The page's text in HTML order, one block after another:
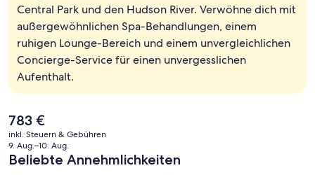
Innenpool
Central Park und den Hudson River. Verwöhne dich mit
außergewöhnlichen Spa-Behandlungen, einem
ruhigen Lounge-Bereich und einem unvergleichlichen
Concierge-Service für einen unvergesslichen
Aufenthalt.
Der
aktuelle
Preis
beträgt
783 €.
783 €
inkl. Steuern & Gebühren
9. Aug.–10. Aug.
Beliebte Annehmlichkeiten